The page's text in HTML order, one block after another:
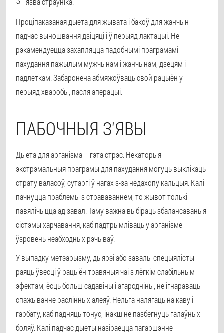
Проціпаказаная дыета для жывата і бакоў для жанчын
падчас выношвання дзіцяці і ў перыяд лактацыі. Не
рэкамендуецца захапляцца падобнымі праграмамі
пахудання пажылым мужчынам і жанчынам, дзецям і
падлеткам. Забаронена абмяжоўваць свой рацыён у
перыяд хваробы, пасля аперацыі.
ПАБОЧНЫЯ З'ЯВЫ
Дыета для арганізма – гэта стрэс. Некаторыя
экстрэмальныя праграмы для пахудання могуць выклікаць
страту валасоў, сутаргі ў нагах з-за недахопу кальцыя. Калі
пачнуцца праблемы з страваваннем, то жывот толькі
павялічыцца ад завал. Таму важна выбіраць збалансаваныя
сістэмы харчавання, каб падтрымліваць у арганізме
ўзровень неабходных рэчываў.
У выпадку метэарызму, дыярэі або завалы спецыялісты
раяць ўвесці ў рацыён травяныя чаі з лёгкім слабільным
эфектам, ёсць больш садавіны і агародніны, не ігнараваць
спажыванне раслінных алеяў. Нельга налягаць на каву і
гарбату, каб падняць тонус, інакш не пазбегнуць галаўных
боляў. Калі падчас дыеты назіраецца пагаршэнне